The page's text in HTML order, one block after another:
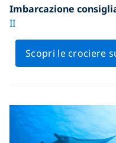
Imbarcazione
II
Scopri le crociere